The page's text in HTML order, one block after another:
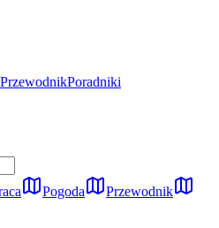
PrzewodnikPoradniki
Pogoda
Przewodnik